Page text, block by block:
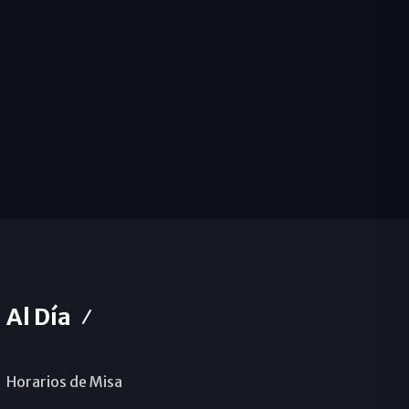
Al Día
Horarios de Misa